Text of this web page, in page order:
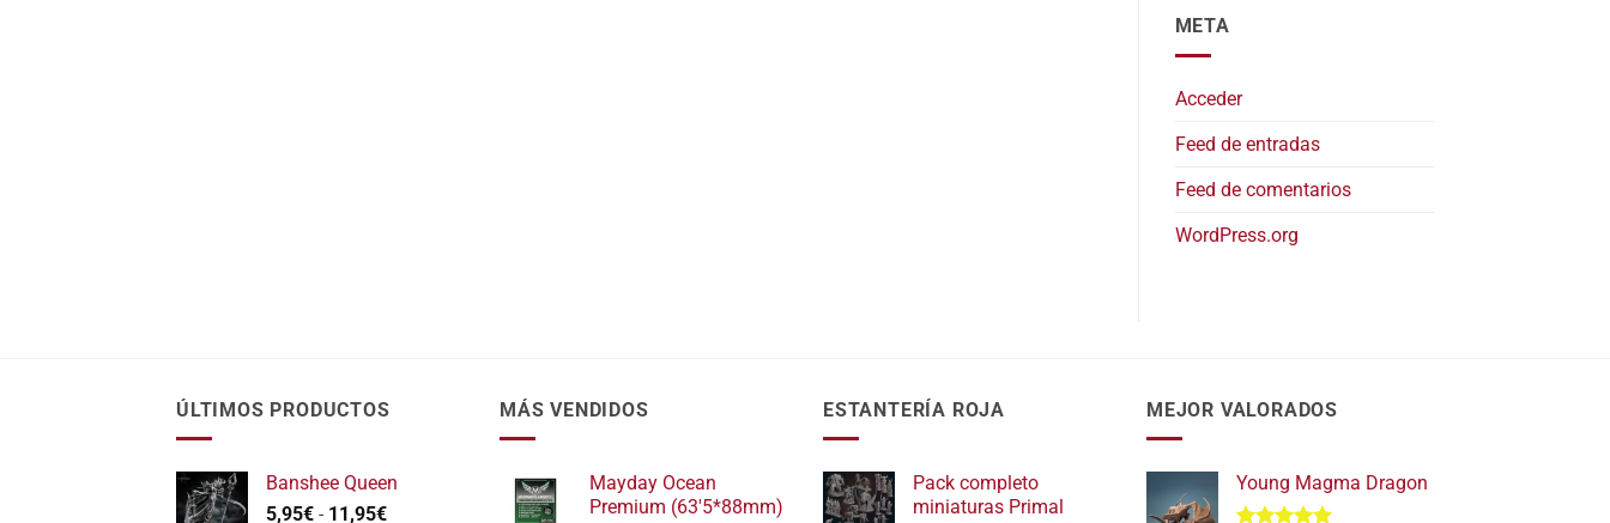
META
Acceder
Feed de entradas
Feed de comentarios
WordPress.org
ÚLTIMOS PRODUCTOS
Banshee Queen
5,95€ - 11,95€Rango
MÁS VENDIDOS
Mayday Ocean
Premium (63'5*88mm)
ESTANTERÍA ROJA
Pack completo
miniaturas Primal
MEJOR VALORADOS
Young Magma Dragon